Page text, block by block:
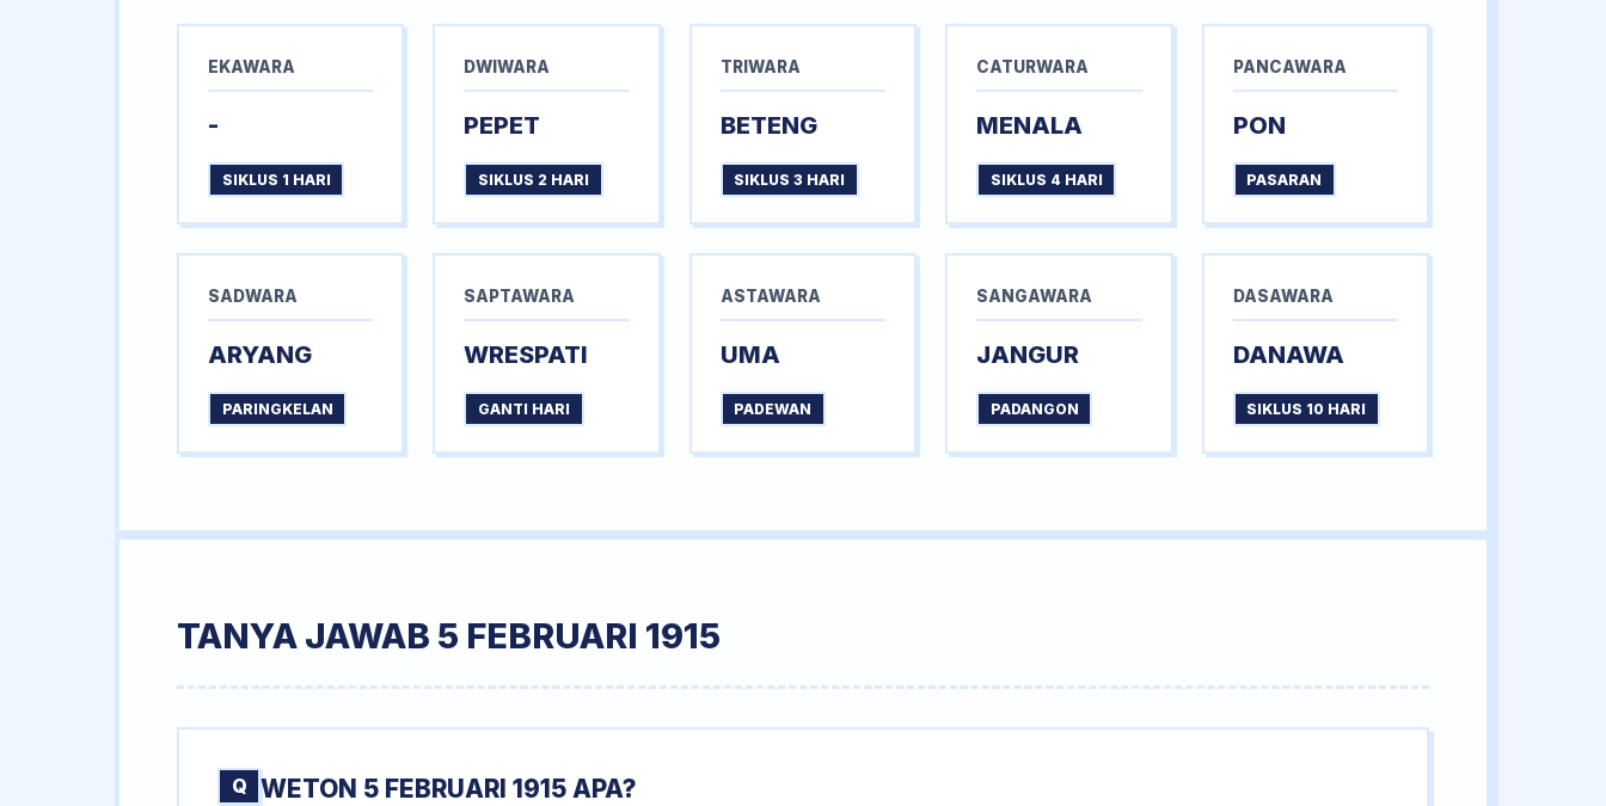
EKAWARA
-
SIKLUS 1 HARI
DWIWARA
PEPET
SIKLUS 2 HARI
TRIWARA
BETENG
SIKLUS 3 HARI
CATURWARA
MENALA
SIKLUS 4 HARI
PANCAWARA
PON
PASARAN
SADWARA
ARYANG
PARINGKELAN
SAPTAWARA
WRESPATI
GANTI HARI
ASTAWARA
UMA
PADEWAN
SANGAWARA
JANGUR
PADANGON
DASAWARA
DANAWA
SIKLUS 10 HARI
TANYA JAWAB 5 FEBRUARI 1915
Q WETON 5 FEBRUARI 1915 APA?